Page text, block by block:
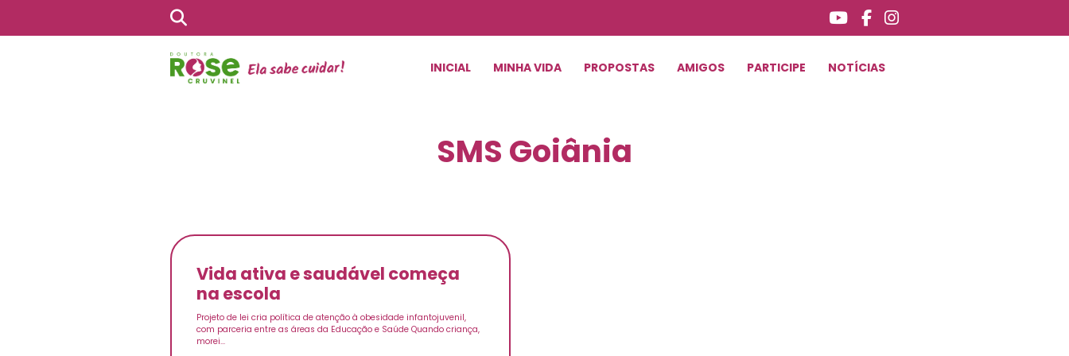
INICIAL MINHA VIDA PROPOSTAS AMIGOS PARTICIPE NOTÍCIAS
SMS Goiânia
Vida ativa e saudável começa
na escola
Projeto de lei cria política de atenção à obesidade infantojuvenil,
com parceria entre as áreas da Educação e Saúde Quando criança,
morei...